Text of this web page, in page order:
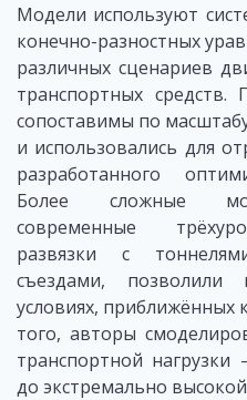
Модели используют
конечно-разностных
различных сценариев
транспортных
сопоставимы по
и использовались для
разработанного
Более сложные
современные
развязки с
съездами,
условиях, приближённых
того, авторы
транспортной
до экстремально